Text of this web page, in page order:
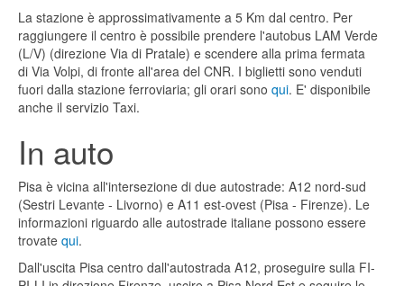
La stazione è approssimativamente a 5 Km dal centro. Per
raggiungere il centro è possibile prendere l'autobus LAM Verde
(L/V) (direzione Via di Pratale) e scendere alla prima fermata
di Via Volpi, di fronte all'area del CNR. I biglietti sono venduti
fuori dalla stazione ferroviaria; gli orari sono qui. E' disponibile
anche il servizio Taxi.
In auto
Pisa è vicina all'intersezione di due autostrade: A12 nord-sud
(Sestri Levante - Livorno) e A11 est-ovest (Pisa - Firenze). Le
informazioni riguardo alle autostrade italiane possono essere
trovate qui.
Dall'uscita Pisa centro dall'autostrada A12, proseguire sulla FI-